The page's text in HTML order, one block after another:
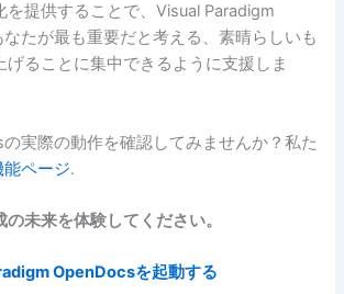
を提供することで、Visual Paradigm
たが最も重要だと考える、素晴らしいも
げることに集中できるように支援しま
実際の動作を確認してみませんか？私た
ページ.
の未来を体験してください。
OpenDocsを起動する